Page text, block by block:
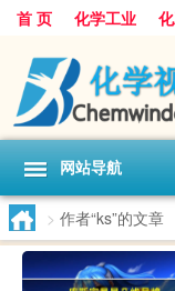
首 页 化学工业
网站导航
> 作者“ks”的文章